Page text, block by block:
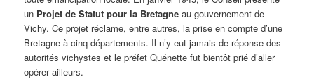
un Projet de Statut pour la Bretagne au gouvernement de
Vichy. Ce projet réclame, entre autres, la prise en compte d’une
Bretagne à cinq départements. Il n’y eut jamais de réponse des
autorités vichystes et le préfet Quénette fut bientôt prié d’aller
opérer ailleurs.